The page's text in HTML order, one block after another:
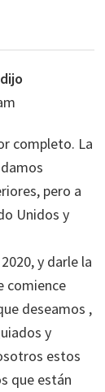
dijo
completo. La
pero a
Unidos y
y darle la
comience
deseamos ,
y
estos
que están